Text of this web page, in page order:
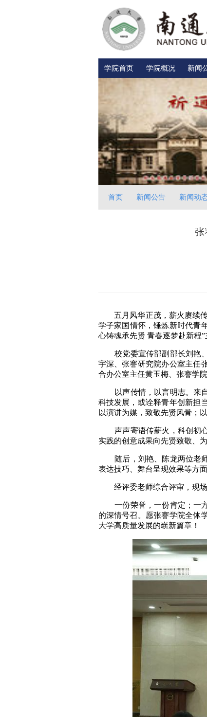
学院首页 学院概况 新闻
首页 新闻公告 新闻动
张
五月风华正茂，薪火赓续传
学子家国情怀，锤炼新时代青
心铸魂承先贤 青春逐梦赴新程”
校党委宣传部副部长刘艳、
宇深、张謇研究院办公室主任
合办公室主任黄玉梅、张謇学
以声传情，以言明志。来自
科技发展，或诠释青年创新担
以演讲为媒，致敬先贤风骨；
声声寄语传薪火，科创初心
实践的创意成果向先贤致敬、
随后，刘艳、陈龙两位老师
表达技巧、舞台呈现效果等方
经评委老师综合评审，现场
一份荣誉，一份肯定；一方
的深情号召。愿张謇学院全体
大学高质量发展的崭新篇章！